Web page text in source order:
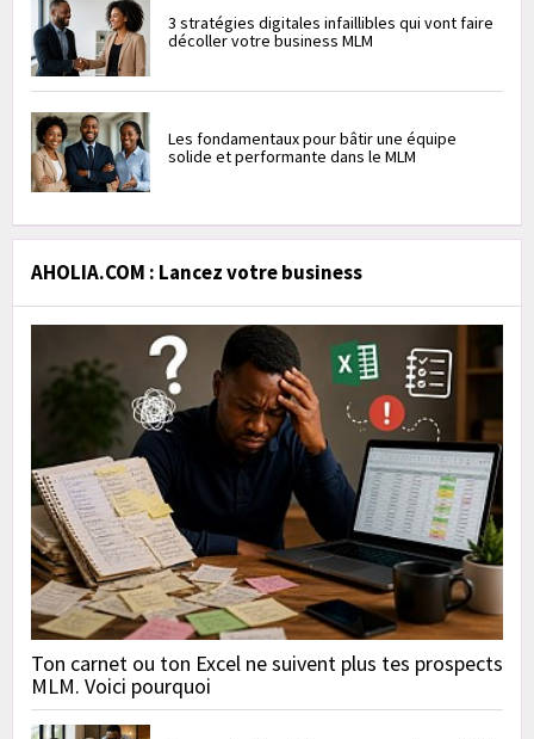
3 stratégies digitales infaillibles qui vont faire
décoller votre business MLM
Les fondamentaux pour bâtir une équipe
solide et performante dans le MLM
AHOLIA.COM : Lancez votre business
Ton carnet ou ton Excel ne suivent plus tes prospects
MLM. Voici pourquoi